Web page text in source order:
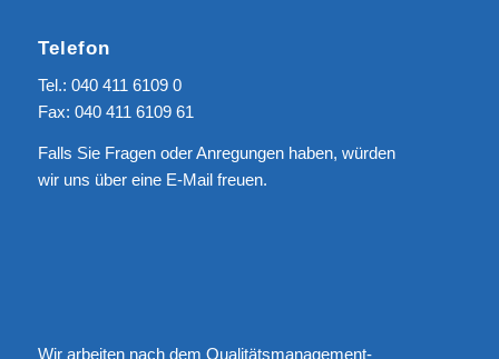
Telefon
Tel.: 040 411 6109 0
Fax: 040 411 6109 61
Falls Sie Fragen oder Anregungen haben, würden
wir uns über eine E-Mailfreuen.
Wir arbeiten nach dem Qualitätsmanagement-